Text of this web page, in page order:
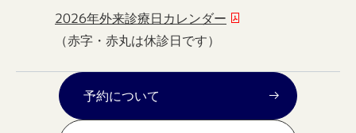
2026年外来診療日カレンダー
（赤字・赤丸は休診日です）
予約について